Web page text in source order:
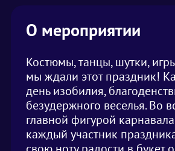
О мероприятии
Костюмы, танцы, шутки,
мы ждали этот праздник!
день изобилия,
безудержного веселья. Во
главной фигурой
каждый участник